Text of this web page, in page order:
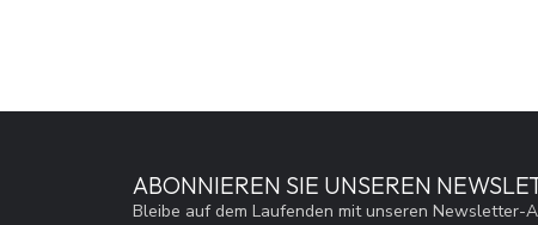
ABONNIEREN SIE UNSEREN
Bleibe auf dem Laufenden mit unseren Newsletter-